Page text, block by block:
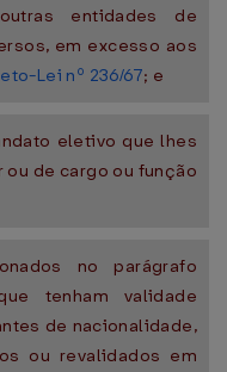
entidades de
em excesso aos
Lei nº 236/67; e
eletivo que lhes
de cargo ou função
no parágrafo
tenham validade
de nacionalidade,
ou revalidados em